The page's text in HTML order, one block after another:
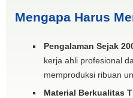
Mengapa Harus
Pengalaman Sejak
kerja ahli profesional
memproduksi ribuan
Material Berkualitas